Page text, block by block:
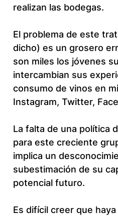
realizan las bodegas.
El problema de este
dicho) es un grosero
son miles los jóvenes
intercambian sus
consumo de vinos en
Instagram, Twitter,
La falta de una política
para este creciente
implica un
subestimación de su
potencial futuro.
Es difícil creer que